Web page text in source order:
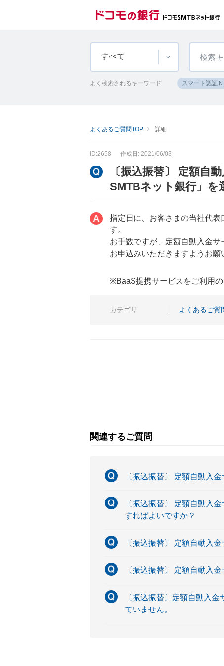
すべて
よく検索されるキーワード スマート認証
よくあるご質問TOP 詳細
ID:2658 作成日: 2021/06/03
〔振込振替〕 定額自
SMTBネット銀行」を
指定日に、お客さまの当社代
す。
お手数ですが、定額自動入金
お申込みいただきますようお願
※BaaS提携サービスをご利用
カテゴリ よくあるご質
関連するご質問
〔振込振替〕 定額自動入
〔振込振替〕 定額自動入
すればよいですか？
〔振込振替〕 定額自動入
〔振込振替〕 定額自動入
〔振込振替〕定額自動入
ていません。